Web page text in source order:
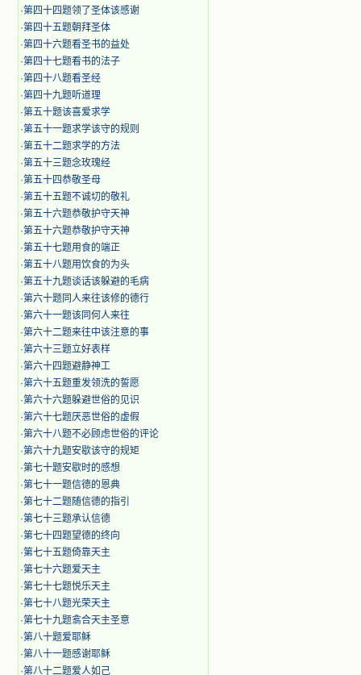
·第四十四题领了圣体该感谢
·第四十五题朝拜圣体
·第四十六题看圣书的益处
·第四十七题看书的法子
·第四十八题看圣经
·第四十九题听道理
·第五十题该喜爱求学
·第五十一题求学该守的规则
·第五十二题求学的方法
·第五十三题念玫瑰经
·第五十四恭敬圣母
·第五十五题不诚切的敬礼
·第五十六题恭敬护守天神
·第五十六题恭敬护守天神
·第五十七题用食的端正
·第五十八题用饮食的为头
·第五十九题谈话该躲避的毛病
·第六十题同人来往该修的德行
·第六十一题该同何人来往
·第六十二题来往中该注意的事
·第六十三题立好表样
·第六十四题避静神工
·第六十五题重发领洗的誓愿
·第六十六题躲避世俗的见识
·第六十七题厌恶世俗的虚假
·第六十八题不必顾虑世俗的评论
·第六十九题安歇该守的规矩
·第七十题安歇时的感想
·第七十一题信德的恩典
·第七十二题随信德的指引
·第七十三题承认信德
·第七十四题望德的终向
·第七十五题倚靠天主
·第七十六题爱天主
·第七十七题悦乐天主
·第七十八题光荣天主
·第七十九题翕合天主圣意
·第八十题爱耶稣
·第八十一题感谢耶稣
·第八十二题爱人如己